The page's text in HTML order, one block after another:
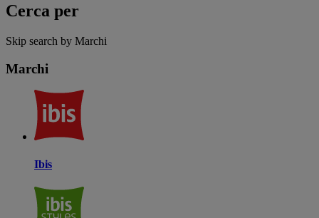
Cerca per
Skip search by Marchi
Marchi
Ibis